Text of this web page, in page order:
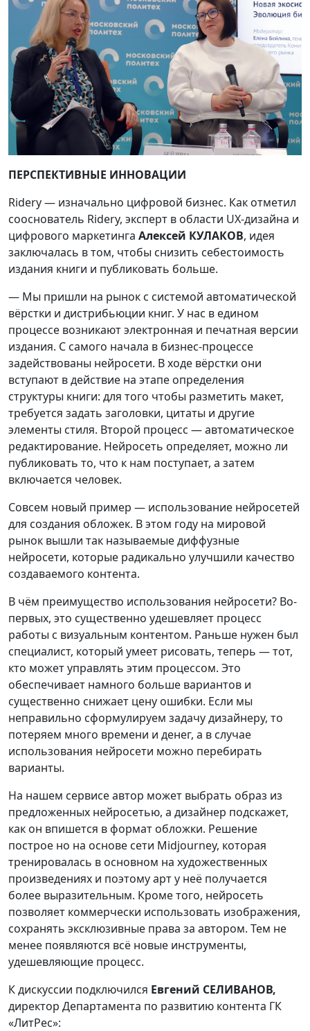
ПЕРСПЕКТИВНЫЕ ИННОВАЦИИ
Riderу — изначально цифровой бизнес. Как отметил
сооснователь Riderу, эксперт в области UX-дизайна и
цифрового маркетинга Алексей КУЛАКОВ, идея
заключалась в том, чтобы снизить себестоимость
издания книги и публиковать больше.
— Мы пришли на рынок с системой автоматической
вёрстки и дистрибьюции книг. У нас в едином
процессе возникают электронная и печатная версии
издания. С самого начала в бизнес-процессе
задействованы нейросети. В ходе вёрстки они
вступают в действие на этапе определения
структуры книги: для того чтобы разметить макет,
требуется задать заголовки, цитаты и другие
элементы стиля. Второй процесс — автоматическое
редактирование. Нейросеть определяет, можно ли
публиковать то, что к нам поступает, а затем
включается человек.
Совсем новый пример — использование нейросетей
для создания обложек. В этом году на мировой
рынок вышли так называемые диффузные
нейросети, которые радикально улучшили качество
создаваемого контента.
В чём преимущество использования нейросети? Во-
первых, это существенно удешевляет процесс
работы с визуальным контентом. Раньше нужен был
специалист, который умеет рисовать, теперь — тот,
кто может управлять этим процессом. Это
обеспечивает намного больше вариантов и
существенно снижает цену ошибки. Если мы
неправильно сформулируем задачу дизайнеру, то
потеряем много времени и денег, а в случае
использования нейросети можно перебирать
варианты.
На нашем сервисе автор может выбрать образ из
предложенных нейросетью, а дизайнер подскажет,
как он впишется в формат обложки. Решение
построе но на основе сети Midjourney, которая
тренировалась в основном на художественных
произведениях и поэтому арт у неё получается
более выразительным. Кроме того, нейросеть
позволяет коммерчески использовать изображения,
сохранять эксклюзивные права за автором. Тем не
менее появляются всё новые инструменты,
удешевляющие процесс.
К дискуссии подключился Евгений СЕЛИВАНОВ,
директор Департамента по развитию контента ГК
«ЛитРес»: